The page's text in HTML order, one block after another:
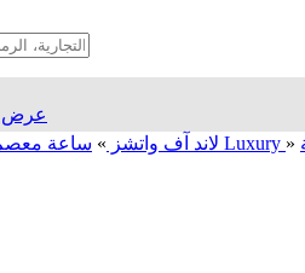
عرض
لاند آف واتشز » ساعة معصم لوکس(لاکچری) Luxury »